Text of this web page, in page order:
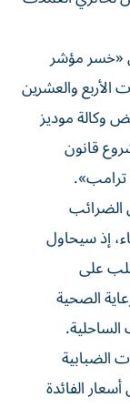
«خسر مؤشر
الأربع والعشرين
وكالة موديز
قانون
ترامب».
إذ سيحاول
على
الصحية
الضبابية
الفائدة